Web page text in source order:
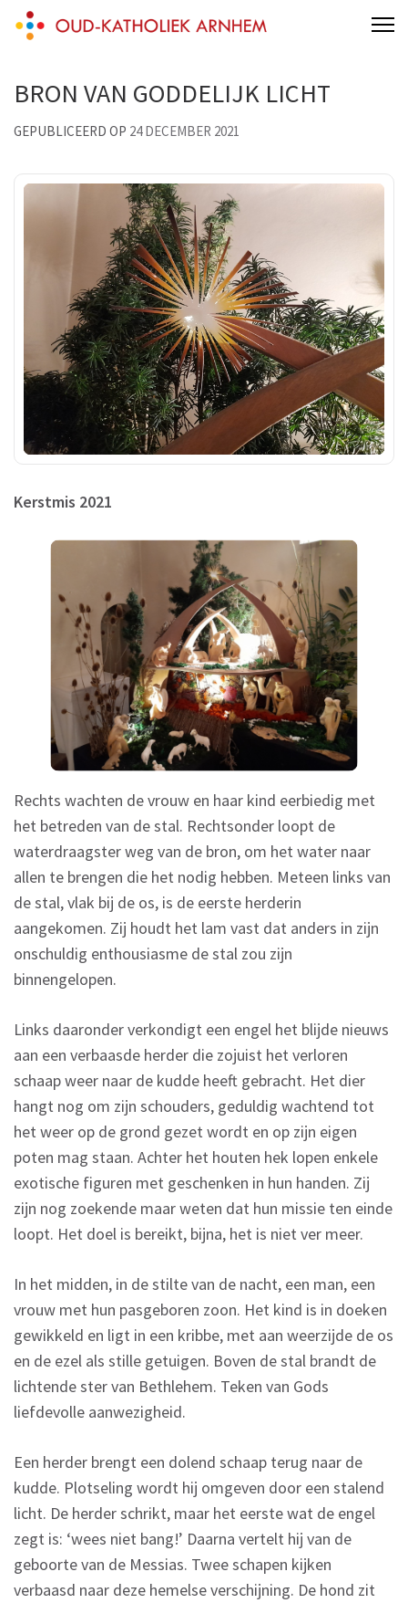
Skip
(Press
Een kerk voor iedereen die wil!
BRON VAN GODDELIJK LICHT
GEPUBLICEERD OP 24 DECEMBER 2021
Kerstmis 2021
Rechts wachten de vrouw en haar kind eerbiedig met
het betreden van de stal. Rechtsonder loopt de
waterdraagster weg van de bron, om het water naar
allen te brengen die het nodig hebben. Meteen links van
de stal, vlak bij de os, is de eerste herderin
aangekomen. Zij houdt het lam vast dat anders in zijn
onschuldig enthousiasme de stal zou zijn
binnengelopen.
Links daaronder verkondigt een engel het blijde nieuws
aan een verbaasde herder die zojuist het verloren
schaap weer naar de kudde heeft gebracht. Het dier
hangt nog om zijn schouders, geduldig wachtend tot
het weer op de grond gezet wordt en op zijn eigen
poten mag staan. Achter het houten hek lopen enkele
exotische figuren met geschenken in hun handen. Zij
zijn nog zoekende maar weten dat hun missie ten einde
loopt. Het doel is bereikt, bijna, het is niet ver meer.
In het midden, in de stilte van de nacht, een man, een
vrouw met hun pasgeboren zoon. Het kind is in doeken
gewikkeld en ligt in een kribbe, met aan weerzijde de os
en de ezel als stille getuigen. Boven de stal brandt de
lichtende ster van Bethlehem. Teken van Gods
liefdevolle aanwezigheid.
Een herder brengt een dolend schaap terug naar de
kudde. Plotseling wordt hij omgeven door een stalend
licht. De herder schrikt, maar het eerste wat de engel
zegt is: ‘wees niet bang!’ Daarna vertelt hij van de
geboorte van de Messias. Twee schapen kijken
verbaasd naar deze hemelse verschijning. De hond zit